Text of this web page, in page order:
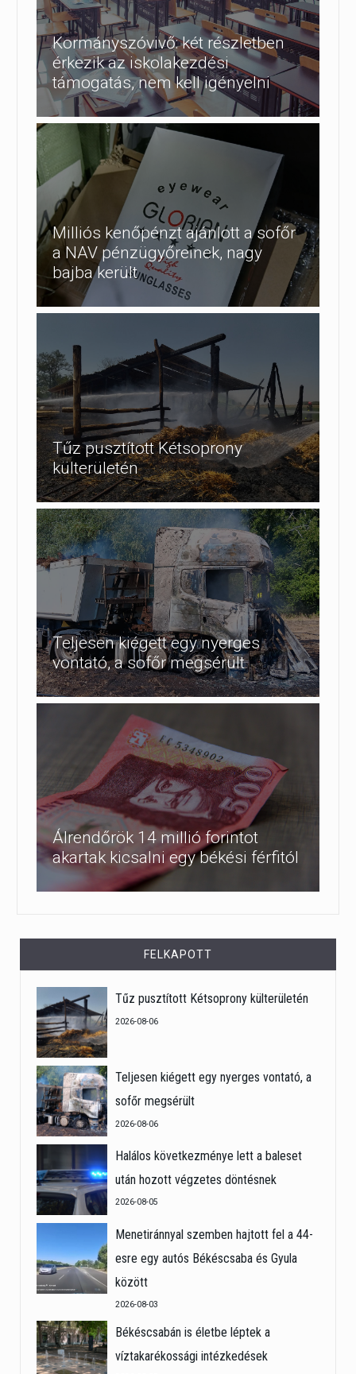
Kormányszóvivő: két részletben
érkezik az iskolakezdési
támogatás, nem kell igényelni
Milliós kenőpénzt ajánlott a sofőr
a NAV pénzügyőreinek, nagy
bajba került
Tűz pusztított Kétsoprony
külterületén
Teljesen kiégett egy nyerges
vontató, a sofőr megsérült
Álrendőrök 14 millió forintot
akartak kicsalni egy békési férfitól
FELKAPOTT
Tűz pusztított Kétsoprony külterületén
2026-08-06
Teljesen kiégett egy nyerges vontató, a
sofőr megsérült
2026-08-06
Halálos következménye lett a baleset
után hozott végzetes döntésnek
2026-08-05
Menetiránnyal szemben hajtott fel a 44-
esre egy autós Békéscsaba és Gyula
között
2026-08-03
Békéscsabán is életbe léptek a
víztakarékossági intézkedések